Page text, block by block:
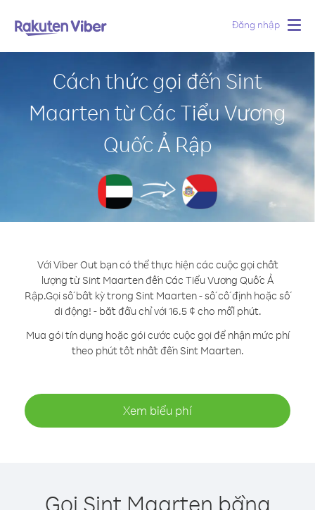
Đăng nhập
Cách thức gọi đến Sint
Maarten từ Các Tiểu Vương
Quốc Ả Rập
Với Viber Out bạn có thể thực hiện các cuộc gọi chất
lượng từ Sint Maarten đến Các Tiểu Vương Quốc Ả
Rập.Gọi số bất kỳ trong Sint Maarten - số cố định hoặc số
di động! - bắt đầu chỉ với 16.5 ¢ cho mỗi phút.
Mua gói tín dụng hoặc gói cước cuộc gọi để nhận mức phí
theo phút tốt nhất đến Sint Maarten.
Xem biểu phí
Gọi Sint Maarten bằng